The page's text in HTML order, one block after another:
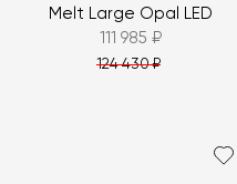
Melt Large Opal LED
111 985 ₽
124 430 ₽